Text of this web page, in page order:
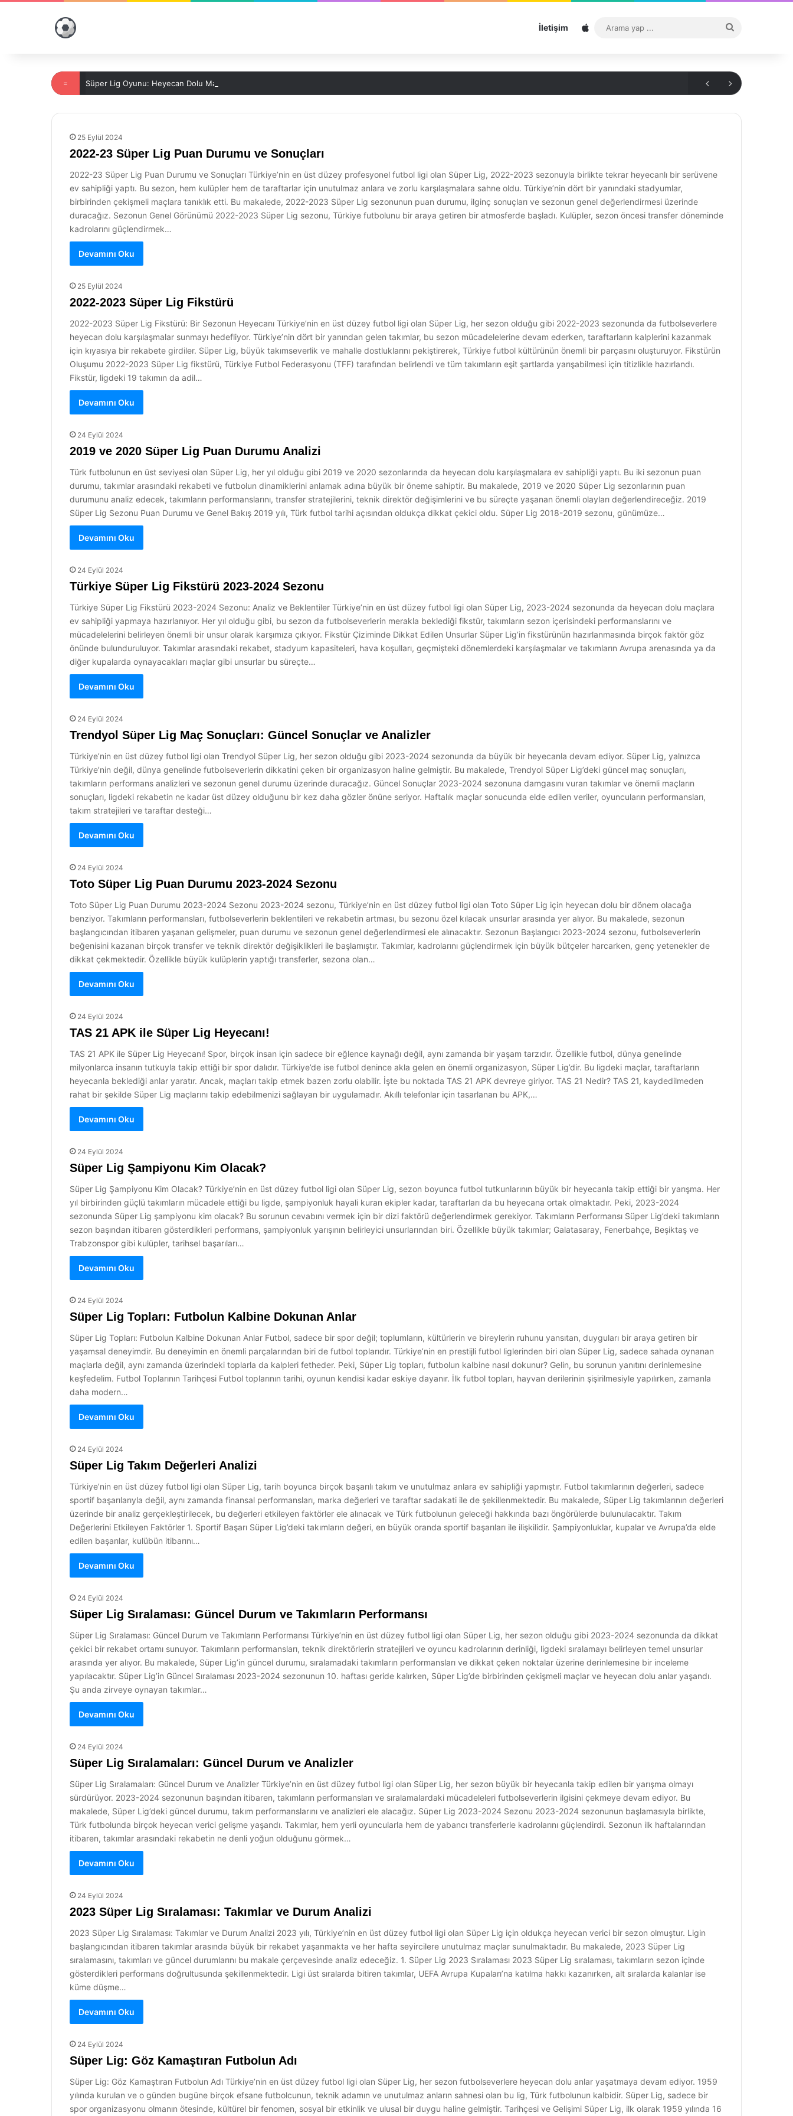
İletişim Sitemap
...
= Süper Lig Oyunu: Heyecan Dolu Maçların Adresi
25 Eylül 2024
2022-23 Süper Lig Puan Durumu ve Sonuçları
2022-23 Süper Lig Puan Durumu ve Sonuçları Türkiye’nin en üst düzey profesyonel futbol ligi olan Süper Lig, 2022-2023 sezonuyla birlikte tekrar heyecanlı bir serüvene
ev sahipliği yaptı. Bu sezon, hem kulüpler hem de taraftarlar için unutulmaz anlara ve zorlu karşılaşmalara sahne oldu. Türkiye’nin dört bir yanındaki stadyumlar,
birbirinden çekişmeli maçlara tanıklık etti. Bu makalede, 2022-2023 Süper Lig sezonunun puan durumu, ilginç sonuçları ve sezonun genel değerlendirmesi üzerinde
duracağız. Sezonun Genel Görünümü 2022-2023 Süper Lig sezonu, Türkiye futbolunu bir araya getiren bir atmosferde başladı. Kulüpler, sezon öncesi transfer döneminde
kadrolarını güçlendirmek…
Devamını Oku
25 Eylül 2024
2022-2023 Süper Lig Fikstürü
2022-2023 Süper Lig Fikstürü: Bir Sezonun Heyecanı Türkiye’nin en üst düzey futbol ligi olan Süper Lig, her sezon olduğu gibi 2022-2023 sezonunda da futbolseverlere
heyecan dolu karşılaşmalar sunmayı hedefliyor. Türkiye’nin dört bir yanından gelen takımlar, bu sezon mücadelelerine devam ederken, taraftarların kalplerini kazanmak
için kıyasıya bir rekabete girdiler. Süper Lig, büyük takımseverlik ve mahalle dostluklarını pekiştirerek, Türkiye futbol kültürünün önemli bir parçasını oluşturuyor. Fikstürün
Oluşumu 2022-2023 Süper Lig fikstürü, Türkiye Futbol Federasyonu (TFF) tarafından belirlendi ve tüm takımların eşit şartlarda yarışabilmesi için titizlikle hazırlandı.
Fikstür, ligdeki 19 takımın da adil…
Devamını Oku
24 Eylül 2024
2019 ve 2020 Süper Lig Puan Durumu Analizi
Türk futbolunun en üst seviyesi olan Süper Lig, her yıl olduğu gibi 2019 ve 2020 sezonlarında da heyecan dolu karşılaşmalara ev sahipliği yaptı. Bu iki sezonun puan
durumu, takımlar arasındaki rekabeti ve futbolun dinamiklerini anlamak adına büyük bir öneme sahiptir. Bu makalede, 2019 ve 2020 Süper Lig sezonlarının puan
durumunu analiz edecek, takımların performanslarını, transfer stratejilerini, teknik direktör değişimlerini ve bu süreçte yaşanan önemli olayları değerlendireceğiz. 2019
Süper Lig Sezonu Puan Durumu ve Genel Bakış 2019 yılı, Türk futbol tarihi açısından oldukça dikkat çekici oldu. Süper Lig 2018-2019 sezonu, günümüze…
Devamını Oku
24 Eylül 2024
Türkiye Süper Lig Fikstürü 2023-2024 Sezonu
Türkiye Süper Lig Fikstürü 2023-2024 Sezonu: Analiz ve Beklentiler Türkiye’nin en üst düzey futbol ligi olan Süper Lig, 2023-2024 sezonunda da heyecan dolu maçlara
ev sahipliği yapmaya hazırlanıyor. Her yıl olduğu gibi, bu sezon da futbolseverlerin merakla beklediği fikstür, takımların sezon içerisindeki performanslarını ve
mücadelelerini belirleyen önemli bir unsur olarak karşımıza çıkıyor. Fikstür Çiziminde Dikkat Edilen Unsurlar Süper Lig’in fikstürünün hazırlanmasında birçok faktör göz
önünde bulunduruluyor. Takımlar arasındaki rekabet, stadyum kapasiteleri, hava koşulları, geçmişteki dönemlerdeki karşılaşmalar ve takımların Avrupa arenasında ya da
diğer kupalarda oynayacakları maçlar gibi unsurlar bu süreçte…
Devamını Oku
24 Eylül 2024
Trendyol Süper Lig Maç Sonuçları: Güncel Sonuçlar ve Analizler
Türkiye’nin en üst düzey futbol ligi olan Trendyol Süper Lig, her sezon olduğu gibi 2023-2024 sezonunda da büyük bir heyecanla devam ediyor. Süper Lig, yalnızca
Türkiye’nin değil, dünya genelinde futbolseverlerin dikkatini çeken bir organizasyon haline gelmiştir. Bu makalede, Trendyol Süper Lig’deki güncel maç sonuçları,
takımların performans analizleri ve sezonun genel durumu üzerinde duracağız. Güncel Sonuçlar 2023-2024 sezonuna damgasını vuran takımlar ve önemli maçların
sonuçları, ligdeki rekabetin ne kadar üst düzey olduğunu bir kez daha gözler önüne seriyor. Haftalık maçlar sonucunda elde edilen veriler, oyuncuların performansları,
takım stratejileri ve taraftar desteği…
Devamını Oku
24 Eylül 2024
Toto Süper Lig Puan Durumu 2023-2024 Sezonu
Toto Süper Lig Puan Durumu 2023-2024 Sezonu 2023-2024 sezonu, Türkiye’nin en üst düzey futbol ligi olan Toto Süper Lig için heyecan dolu bir dönem olacağa
benziyor. Takımların performansları, futbolseverlerin beklentileri ve rekabetin artması, bu sezonu özel kılacak unsurlar arasında yer alıyor. Bu makalede, sezonun
başlangıcından itibaren yaşanan gelişmeler, puan durumu ve sezonun genel değerlendirmesi ele alınacaktır. Sezonun Başlangıcı 2023-2024 sezonu, futbolseverlerin
beğenisini kazanan birçok transfer ve teknik direktör değişiklikleri ile başlamıştır. Takımlar, kadrolarını güçlendirmek için büyük bütçeler harcarken, genç yetenekler de
dikkat çekmektedir. Özellikle büyük kulüplerin yaptığı transferler, sezona olan…
Devamını Oku
24 Eylül 2024
TAS 21 APK ile Süper Lig Heyecanı!
TAS 21 APK ile Süper Lig Heyecanı! Spor, birçok insan için sadece bir eğlence kaynağı değil, aynı zamanda bir yaşam tarzıdır. Özellikle futbol, dünya genelinde
milyonlarca insanın tutkuyla takip ettiği bir spor dalıdır. Türkiye’de ise futbol denince akla gelen en önemli organizasyon, Süper Lig’dir. Bu ligdeki maçlar, taraftarların
heyecanla beklediği anlar yaratır. Ancak, maçları takip etmek bazen zorlu olabilir. İşte bu noktada TAS 21 APK devreye giriyor. TAS 21 Nedir? TAS 21, kaydedilmeden
rahat bir şekilde Süper Lig maçlarını takip edebilmenizi sağlayan bir uygulamadır. Akıllı telefonlar için tasarlanan bu APK,…
Devamını Oku
24 Eylül 2024
Süper Lig Şampiyonu Kim Olacak?
Süper Lig Şampiyonu Kim Olacak? Türkiye’nin en üst düzey futbol ligi olan Süper Lig, sezon boyunca futbol tutkunlarının büyük bir heyecanla takip ettiği bir yarışma. Her
yıl birbirinden güçlü takımların mücadele ettiği bu ligde, şampiyonluk hayali kuran ekipler kadar, taraftarları da bu heyecana ortak olmaktadır. Peki, 2023-2024
sezonunda Süper Lig şampiyonu kim olacak? Bu sorunun cevabını vermek için bir dizi faktörü değerlendirmek gerekiyor. Takımların Performansı Süper Lig’deki takımların
sezon başından itibaren gösterdikleri performans, şampiyonluk yarışının belirleyici unsurlarından biri. Özellikle büyük takımlar; Galatasaray, Fenerbahçe, Beşiktaş ve
Trabzonspor gibi kulüpler, tarihsel başarıları…
Devamını Oku
24 Eylül 2024
Süper Lig Topları: Futbolun Kalbine Dokunan Anlar
Süper Lig Topları: Futbolun Kalbine Dokunan Anlar Futbol, sadece bir spor değil; toplumların, kültürlerin ve bireylerin ruhunu yansıtan, duyguları bir araya getiren bir
yaşamsal deneyimdir. Bu deneyimin en önemli parçalarından biri de futbol toplarıdır. Türkiye’nin en prestijli futbol liglerinden biri olan Süper Lig, sadece sahada oynanan
maçlarla değil, aynı zamanda üzerindeki toplarla da kalpleri fetheder. Peki, Süper Lig topları, futbolun kalbine nasıl dokunur? Gelin, bu sorunun yanıtını derinlemesine
keşfedelim. Futbol Toplarının Tarihçesi Futbol toplarının tarihi, oyunun kendisi kadar eskiye dayanır. İlk futbol topları, hayvan derilerinin şişirilmesiyle yapılırken, zamanla
daha modern…
Devamını Oku
24 Eylül 2024
Süper Lig Takım Değerleri Analizi
Türkiye’nin en üst düzey futbol ligi olan Süper Lig, tarih boyunca birçok başarılı takım ve unutulmaz anlara ev sahipliği yapmıştır. Futbol takımlarının değerleri, sadece
sportif başarılarıyla değil, aynı zamanda finansal performansları, marka değerleri ve taraftar sadakati ile de şekillenmektedir. Bu makalede, Süper Lig takımlarının değerleri
üzerinde bir analiz gerçekleştirilecek, bu değerleri etkileyen faktörler ele alınacak ve Türk futbolunun geleceği hakkında bazı öngörülerde bulunulacaktır. Takım
Değerlerini Etkileyen Faktörler 1. Sportif Başarı Süper Lig’deki takımların değeri, en büyük oranda sportif başarıları ile ilişkilidir. Şampiyonluklar, kupalar ve Avrupa’da elde
edilen başarılar, kulübün itibarını…
Devamını Oku
24 Eylül 2024
Süper Lig Sıralaması: Güncel Durum ve Takımların Performansı
Süper Lig Sıralaması: Güncel Durum ve Takımların Performansı Türkiye’nin en üst düzey futbol ligi olan Süper Lig, her sezon olduğu gibi 2023-2024 sezonunda da dikkat
çekici bir rekabet ortamı sunuyor. Takımların performansları, teknik direktörlerin stratejileri ve oyuncu kadrolarının derinliği, ligdeki sıralamayı belirleyen temel unsurlar
arasında yer alıyor. Bu makalede, Süper Lig’in güncel durumu, sıralamadaki takımların performansları ve dikkat çeken noktalar üzerine derinlemesine bir inceleme
yapılacaktır. Süper Lig’in Güncel Sıralaması 2023-2024 sezonunun 10. haftası geride kalırken, Süper Lig’de birbirinden çekişmeli maçlar ve heyecan dolu anlar yaşandı.
Şu anda zirveye oynayan takımlar…
Devamını Oku
24 Eylül 2024
Süper Lig Sıralamaları: Güncel Durum ve Analizler
Süper Lig Sıralamaları: Güncel Durum ve Analizler Türkiye’nin en üst düzey futbol ligi olan Süper Lig, her sezon büyük bir heyecanla takip edilen bir yarışma olmayı
sürdürüyor. 2023-2024 sezonunun başından itibaren, takımların performansları ve sıralamalardaki mücadeleleri futbolseverlerin ilgisini çekmeye devam ediyor. Bu
makalede, Süper Lig’deki güncel durumu, takım performanslarını ve analizleri ele alacağız. Süper Lig 2023-2024 Sezonu 2023-2024 sezonunun başlamasıyla birlikte,
Türk futbolunda birçok heyecan verici gelişme yaşandı. Takımlar, hem yerli oyuncularla hem de yabancı transferlerle kadrolarını güçlendirdi. Sezonun ilk haftalarından
itibaren, takımlar arasındaki rekabetin ne denli yoğun olduğunu görmek…
Devamını Oku
24 Eylül 2024
2023 Süper Lig Sıralaması: Takımlar ve Durum Analizi
2023 Süper Lig Sıralaması: Takımlar ve Durum Analizi 2023 yılı, Türkiye’nin en üst düzey futbol ligi olan Süper Lig için oldukça heyecan verici bir sezon olmuştur. Ligin
başlangıcından itibaren takımlar arasında büyük bir rekabet yaşanmakta ve her hafta seyircilere unutulmaz maçlar sunulmaktadır. Bu makalede, 2023 Süper Lig
sıralamasını, takımları ve güncel durumlarını bu makale çerçevesinde analiz edeceğiz. 1. Süper Lig 2023 Sıralaması 2023 Süper Lig sıralaması, takımların sezon içinde
gösterdikleri performans doğrultusunda şekillenmektedir. Ligi üst sıralarda bitiren takımlar, UEFA Avrupa Kupaları’na katılma hakkı kazanırken, alt sıralarda kalanlar ise
küme düşme…
Devamını Oku
24 Eylül 2024
Süper Lig: Göz Kamaştıran Futbolun Adı
Süper Lig: Göz Kamaştıran Futbolun Adı Türkiye’nin en üst düzey futbol ligi olan Süper Lig, her sezon futbolseverlere heyecan dolu anlar yaşatmaya devam ediyor. 1959
yılında kurulan ve o günden bugüne birçok efsane futbolcunun, teknik adamın ve unutulmaz anların sahnesi olan bu lig, Türk futbolunun kalbidir. Süper Lig, sadece bir
spor organizasyonu olmanın ötesinde, kültürel bir fenomen, sosyal bir etkinlik ve ulusal bir duygu haline gelmiştir. Tarihçesi ve Gelişimi Süper Lig, ilk olarak 1959 yılında 16